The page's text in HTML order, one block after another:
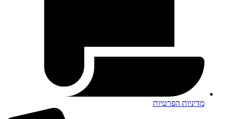
מדיניות הפרטיות